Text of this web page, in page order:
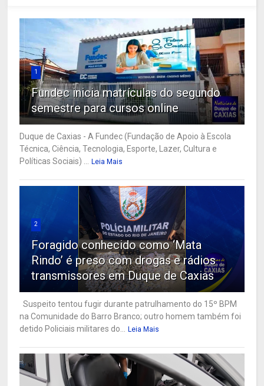
1
Fundec inicia matrículas do segundo
semestre para cursos online
Duque de Caxias - A Fundec (Fundação de Apoio à Escola
Técnica, Ciência, Tecnologia, Esporte, Lazer, Cultura e
Políticas Sociais) ...
Leia Mais
2
Foragido conhecido como ‘Mata
Rindo’ é preso com drogas e rádios
transmissores em Duque de Caxias
Suspeito tentou fugir durante patrulhamento do 15º BPM
na Comunidade do Barro Branco; outro homem também foi
detido Policiais militares do...
Leia Mais